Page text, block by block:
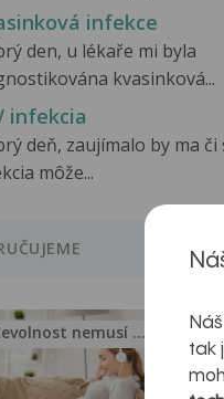
infekce
den, u lékaře mi byla
kvasinková...
infekcia
deň, zaujímalo by ma či
môže...
Nevolnost nemusí být nutnou...
tak